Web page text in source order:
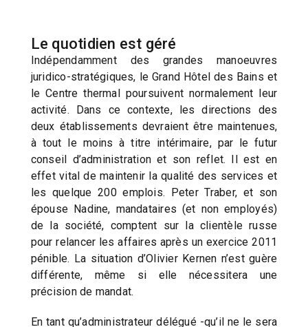
Le quotidien est géré
Indépendamment des grandes manoeuvres
juridico-stratégiques, le Grand Hôtel des Bains et
le Centre thermal poursuivent normalement leur
activité. Dans ce contexte, les directions des
deux établissements devraient être maintenues,
à tout le moins à titre intérimaire, par le futur
conseil d’administration et son reflet. Il est en
effet vital de maintenir la qualité des services et
les quelque 200 emplois. Peter Traber, et son
épouse Nadine, mandataires (et non employés)
de la société, comptent sur la clientèle russe
pour relancer les affaires après un exercice 2011
pénible. La situation d’Olivier Kernen n’est guère
différente, même si elle nécessitera une
précision de mandat.
En tant qu’administrateur délégué -qu’il ne le sera